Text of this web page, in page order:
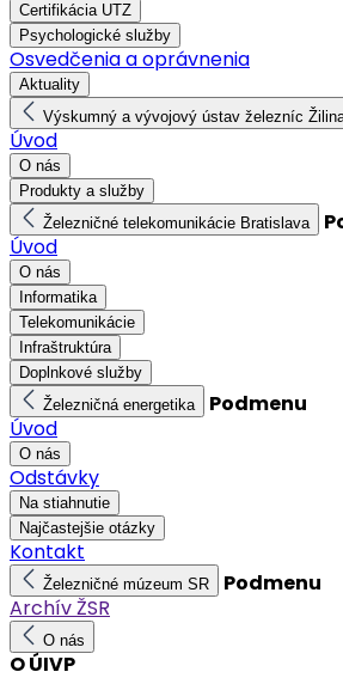
Certifikácia UTZ
Psychologické služby
Osvedčenia a oprávnenia
Aktuality
Výskumný a vývojový ústav železníc
Úvod
O nás
Produkty a služby
Železničné telekomunikácie Bratislava
Úvod
O nás
Informatika
Telekomunikácie
Infraštruktúra
Doplnkové služby
Železničná energetika
Podmenu
Úvod
O nás
Odstávky
Na stiahnutie
Najčastejšie otázky
Kontakt
Železničné múzeum SR
Podmenu
Archív ŽSR
O nás
O ÚIVP